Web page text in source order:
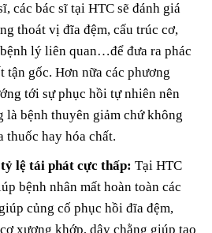
các bác sĩ tại HTC sẽ đánh giá
thoát vị đĩa đệm, cấu trúc cơ,
lý liên quan…để đưa ra phác
gốc. Hơn nữa các phương
tới sự phục hồi tự nhiên nên
là bệnh thuyên giảm chứ không
thuốc hay hóa chất.
lệ tái phát cực thấp: Tại HTC
bệnh nhân mất hoàn toàn các
củng cố phục hồi đĩa đệm,
xương khớp, dây chằng giúp tạo